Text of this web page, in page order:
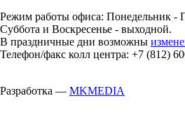
Режим работы офиса: Понедельник -
Суббота и Воскресенье - выходной.
В праздничные дни возможны
Телефон/факс колл центра: +7 (812)
Разработка — MKMEDIA